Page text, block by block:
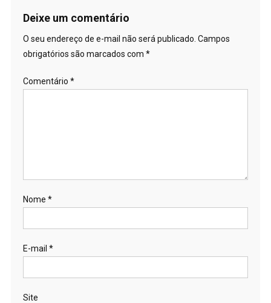
Deixe um comentário
O seu endereço de e-mail não será publicado. Campos
obrigatórios são marcados com *
Comentário *
Nome *
E-mail *
Site